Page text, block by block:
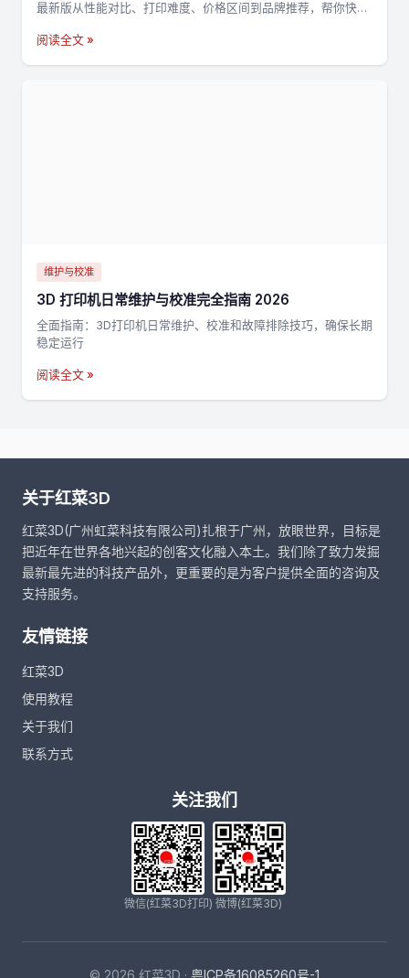
最新版从性能对比、打印难度、价格区间到品牌推荐，帮你快速
阅读全文 »
维护与校准
3D 打印机日常维护与校准完全指南 2026
全面指南：3D打印机日常维护、校准和故障排除技巧，确保长期
稳定运行
阅读全文 »
关于红菜3D
红菜3D(广州虹菜科技有限公司)扎根于广州，放眼世界，目标是
把近年在世界各地兴起的创客文化融入本土。我们除了致力发掘
最新最先进的科技产品外，更重要的是为客户提供全面的咨询及
支持服务。
友情链接
红菜3D
使用教程
关于我们
联系方式
关注我们
微信(红菜3D打印) 微博(红菜3D)
© 2026 红菜3D · 粤ICP备16085260号-1